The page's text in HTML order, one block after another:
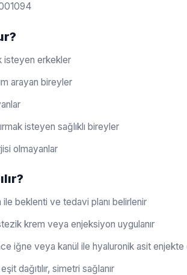
isteyen erkekler
arayan bireyler
isteyen sağlıklı bireyler
olmayanlar
ile beklenti ve tedavi planı belirlenir
krem veya enjeksiyon uygulanır
iğne veya kanül ile hyaluronik asit enjekte
dağıtılır, simetri sağlanır